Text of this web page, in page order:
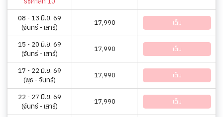
08 - 13 มิ.ย. 69
(จันทร์ - เสาร์)
17,990 เต็ม
15 - 20 มิ.ย. 69
(จันทร์ - เสาร์)
17,990 เต็ม
17 - 22 มิ.ย. 69
(พุธ - จันทร์)
17,990 เต็ม
22 - 27 มิ.ย. 69
(จันทร์ - เสาร์)
17,990 เต็ม